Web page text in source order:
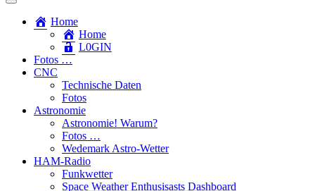
Toggle
search
field
Home
Home
L​0​​GIN
Fotos …
CNC
Technische Daten
Fotos
Astronomie
Astronomie! Warum?
Fotos …
Wedemark Astro-Wetter
HAM-Radio
Funkwetter
Space Weather Enthusisasts Dashboard